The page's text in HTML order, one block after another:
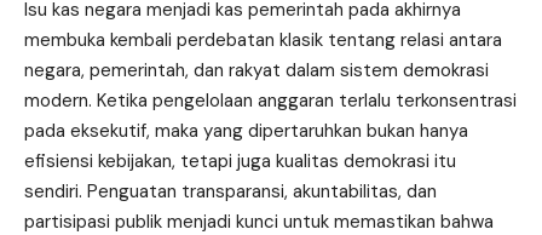
Isu kas negara menjadi kas pemerintah pada akhirnya
membuka kembali perdebatan klasik tentang relasi antara
negara, pemerintah, dan rakyat dalam sistem demokrasi
modern. Ketika pengelolaan anggaran terlalu terkonsentrasi
pada eksekutif, maka yang dipertaruhkan bukan hanya
efisiensi kebijakan, tetapi juga kualitas demokrasi itu
sendiri. Penguatan transparansi, akuntabilitas, dan
partisipasi publik menjadi kunci untuk memastikan bahwa